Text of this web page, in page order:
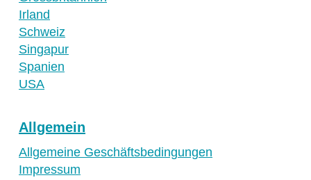
Irland
Schweiz
Singapur
Spanien
USA
Allgemein
Allgemeine Geschäftsbedingungen
Impressum